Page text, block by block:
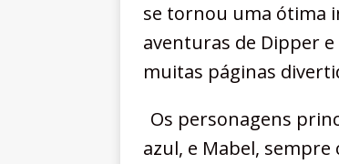
se tornou uma ótima
aventuras de Dipper
muitas páginas
Os personagens
azul, e Mabel,